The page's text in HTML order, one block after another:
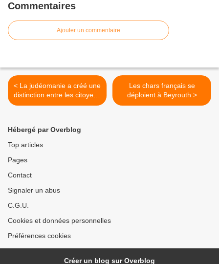
Commentaires
Ajouter un commentaire
< La judéomanie a créé une
distinction entre les citoyens
français
Les chars français se
déploient à Beyrouth >
Hébergé par Overblog
Top articles
Pages
Contact
Signaler un abus
C.G.U.
Cookies et données personnelles
Préférences cookies
Créer un blog sur Overblog